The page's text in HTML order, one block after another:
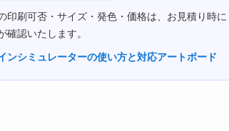
印刷可否・サイズ・発色・価格は、お見積り時に
確認いたします。
ンシミュレーターの使い方と対応アートボード